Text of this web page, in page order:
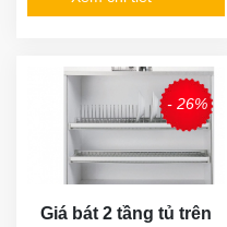
- 26%
Giá bát 2 tầng tủ trên